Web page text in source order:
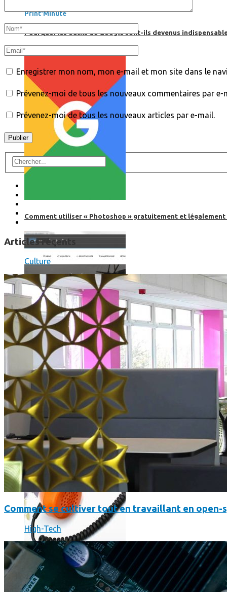
Print'Minute
Pourquoi les outils de Google sont-ils devenus
Comment utiliser « Photoshop » gratuitement et légalement
Où en sont les forfaits mobiles pour les pros ?
SmartPhone
Enregistrer mon nom, mon e-mail et mon site dans le
Prévenez-moi de tous les nouveaux commentaires par e-
Prévenez-moi de tous les nouveaux articles par e-mail.
Articles récents
Culture
Comment se cultiver tout en travaillant en open-
High-Tech